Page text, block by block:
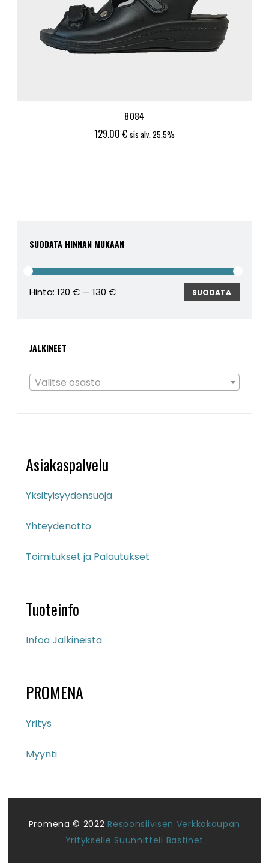
SUODATA HINNAN MUKAAN
SUODATA
Hinta:120 € —130 €
JALKINEET
Valitse osasto
8084
129.00 € sis alv. 25,5%
Asiakaspalvelu
Yksityisyydensuoja
Yhteydenotto
Toimitukset ja Palautukset
Tuoteinfo
Infoa Jalkineista
PROMENA
Yritys
Myynti
Promena © 2022Responsiivisen Verkkokaupan
Yritykselle Suunnitteli Bastinet